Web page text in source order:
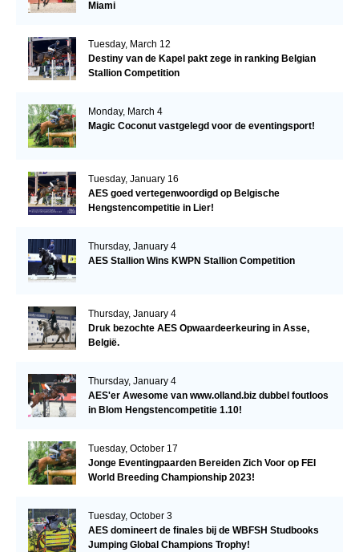
Miami
Tuesday, March 12
Destiny van de Kapel pakt zege in ranking Belgian
Stallion Competition
Monday, March 4
Magic Coconut vastgelegd voor de eventingsport!
Tuesday, January 16
AES goed vertegenwoordigd op Belgische
Hengstencompetitie in Lier!
Thursday, January 4
AES Stallion Wins KWPN Stallion Competition
Thursday, January 4
Druk bezochte AES Opwaardeerkeuring in Asse,
België.
Thursday, January 4
AES'er Awesome van www.olland.biz dubbel foutloos
in Blom Hengstencompetitie 1.10!
Tuesday, October 17
Jonge Eventingpaarden Bereiden Zich Voor op FEI
World Breeding Championship 2023!
Tuesday, October 3
AES domineert de finales bij de WBFSH Studbooks
Jumping Global Champions Trophy!